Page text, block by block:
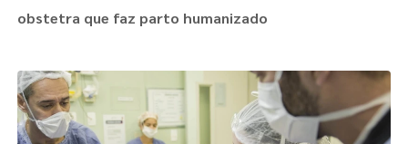
obstetra que faz parto humanizado